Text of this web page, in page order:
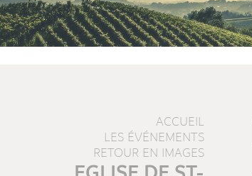
ACCUEIL
LES ÉVÉNEMENTS
RETOUR EN IMAGES